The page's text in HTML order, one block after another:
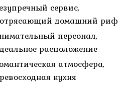
сервис,
домашний риф
персонал,
расположение
атмосфера,
кухня